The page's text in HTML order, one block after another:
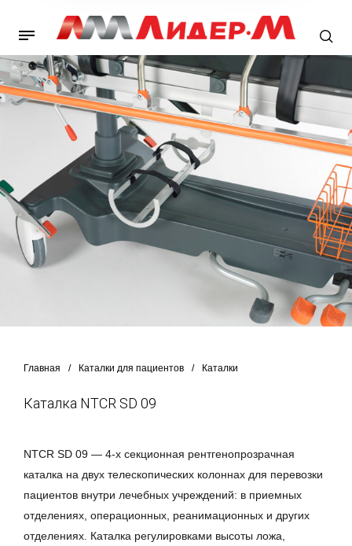
Главная / Каталки для пациентов / Каталки
Каталка NTCR SD 09
NTCR SD 09 — 4-х секционная рентгенопрозрачная
каталка на двух телескопических колоннах для перевозки
пациентов внутри лечебных учреждений: в приемных
отделениях, операционных, реанимационных и других
отделениях. Каталка регулировками высоты ложа,